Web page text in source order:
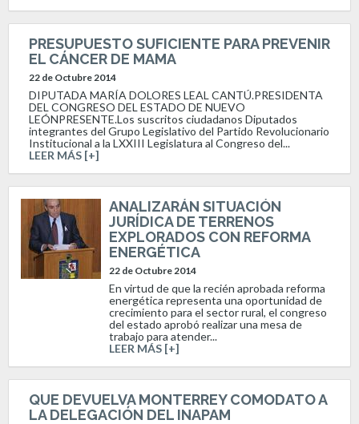
PRESUPUESTO SUFICIENTE PARA PREVENIR
EL CÁNCER DE MAMA
22 de Octubre 2014
DIPUTADA MARÍA DOLORES LEAL CANTÚ.PRESIDENTA
DEL CONGRESO DEL ESTADO DE NUEVO
LEÓNPRESENTE.Los suscritos ciudadanos Diputados
integrantes del Grupo Legislativo del Partido Revolucionario
Institucional a la LXXIII Legislatura al Congreso del...
LEER MÁS [+]
ANALIZARÁN SITUACIÓN
JURÍDICA DE TERRENOS
EXPLORADOS CON REFORMA
ENERGÉTICA
22 de Octubre 2014
En virtud de que la recién aprobada reforma
energética representa una oportunidad de
crecimiento para el sector rural, el congreso
del estado aprobó realizar una mesa de
trabajo para atender...
LEER MÁS [+]
QUE DEVUELVA MONTERREY COMODATO A
LA DELEGACIÓN DEL INAPAM